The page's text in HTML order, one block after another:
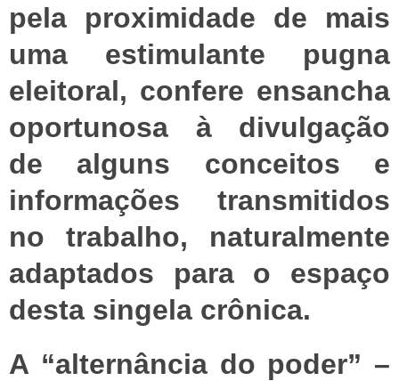
pela proximidade de mais
uma estimulante pugna
eleitoral, confere ensancha
oportunosa à divulgação
de alguns conceitos e
informações transmitidos
no trabalho, naturalmente
adaptados para o espaço
desta singela crônica.
A “alternância do poder” –